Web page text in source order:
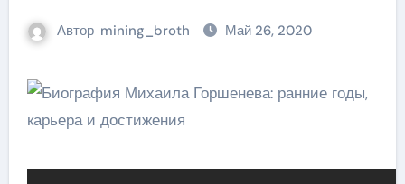
Автор mining_broth Май 26, 2020